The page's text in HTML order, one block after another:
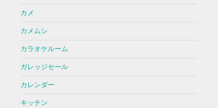
カメ
カメムシ
カラオケルーム
ガレッジセール
カレンダー
キッチン